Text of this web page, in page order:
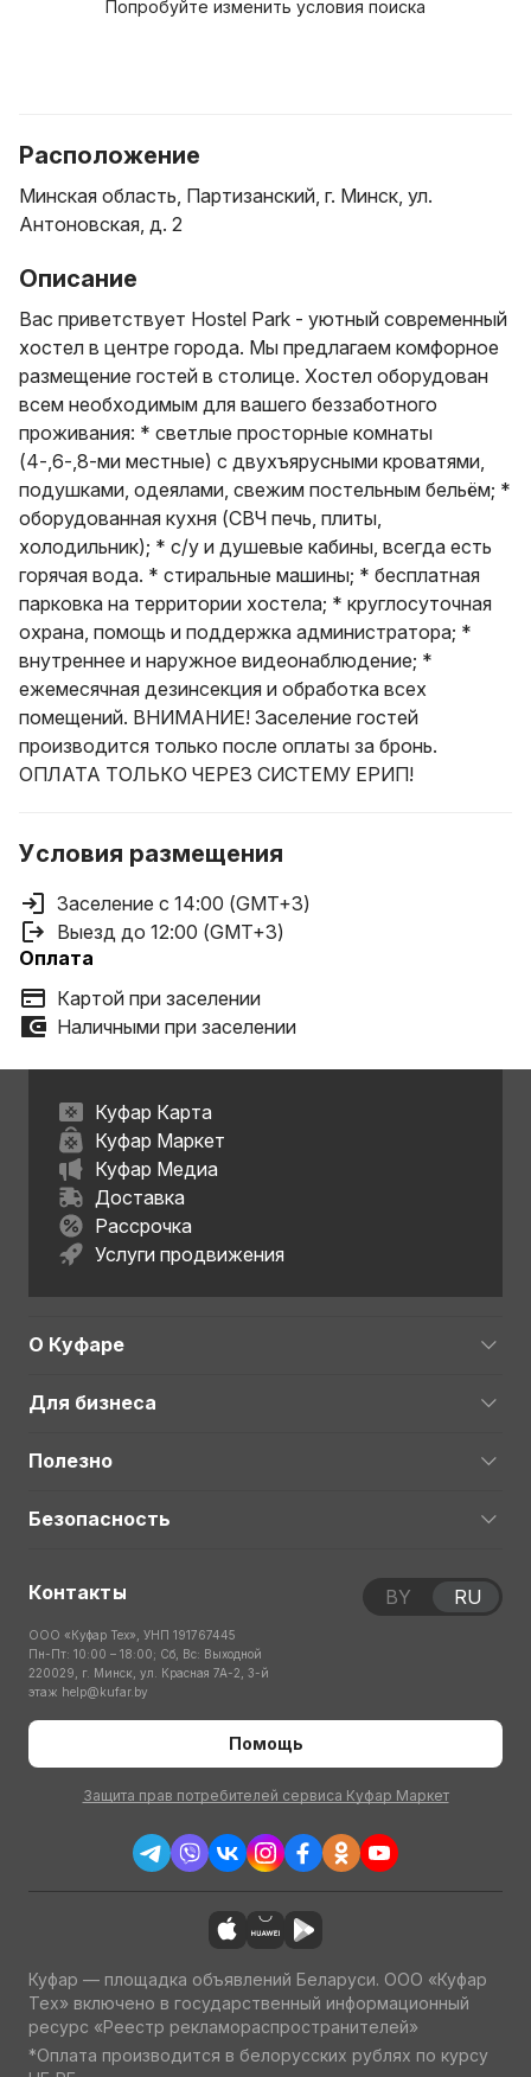
Попробуйте изменить условия поиска
Расположение
Минская область, Партизанский, г. Минск, ул.
Антоновская, д. 2
Описание
Вас приветствует Hostel Park - уютный современный
хостел в центре города. Мы предлагаем комфорное
размещение гостей в столице. Хостел оборудован
всем необходимым для вашего беззаботного
проживания: * светлые просторные комнаты
(4-,6-,8-ми местные) с двухъярусными кроватями,
подушками, одеялами, свежим постельным бельём; *
оборудованная кухня (СВЧ печь, плиты,
холодильник); * с/у и душевые кабины, всегда есть
горячая вода. * стиральные машины; * бесплатная
парковка на территории хостела; * круглосуточная
охрана, помощь и поддержка администратора; *
внутреннее и наружное видеонаблюдение; *
ежемесячная дезинсекция и обработка всех
помещений. ВНИМАНИЕ! Заселение гостей
производится только после оплаты за бронь.
ОПЛАТА ТОЛЬКО ЧЕРЕЗ СИСТЕМУ ЕРИП!
Условия размещения
Заселение с 14:00 (GMT+3)
Выезд до 12:00 (GMT+3)
Оплата
Картой при заселении
Наличными при заселении
Куфар Карта
Куфар Маркет
Куфар Медиа
Доставка
Рассрочка
Услуги продвижения
О Куфаре
Для бизнеса
Полезно
Безопасность
Контакты
ООО «Куфар Тех», УНП 191767445
Пн-Пт: 10:00 – 18:00; Сб, Вс: Выходной
220029, г. Минск, ул. Красная 7А-2, 3-й
этаж help@kufar.by
Помощь
Защита прав потребителей сервиса Куфар Маркет
BY RU
Куфар — площадка объявлений Беларуси. ООО «Куфар
Тех» включено в государственный информационный
ресурс «Реестр рекламораспространителей»
*Оплата производится в белорусских рублях по курсу